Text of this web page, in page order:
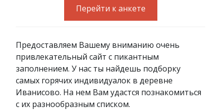
Перейти к анкете
Предоставляем Вашему вниманию очень
привлекательный сайт с пикантным
заполнением. У нас ты найдешь подборку
самых горячих индивидуалок в деревне
Иванисово. На нем Вам удастся познакомиться
с их разнообразным списком.